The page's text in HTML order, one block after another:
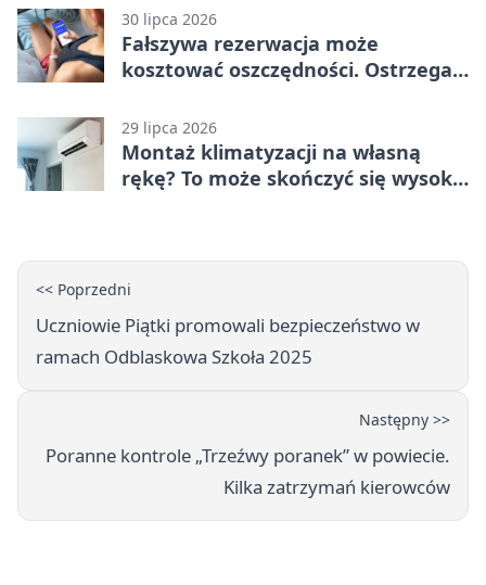
30 lipca 2026
Fałszywa rezerwacja może
kosztować oszczędności. Ostrzega
29 lipca 2026
Montaż klimatyzacji na własną
rękę? To może skończyć się wysoką
<< Poprzedni
Uczniowie Piątki promowali bezpieczeństwo w
ramach Odblaskowa Szkoła 2025
Następny >>
Poranne kontrole „Trzeźwy poranek” w powiecie.
Kilka zatrzymań kierowców